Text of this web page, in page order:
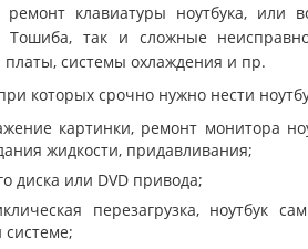
клавиатуры ноутбука, или
Тошиба, так и сложные
платы, системы охлаждения и пр.
которых срочно нужно нести
картинки, ремонт монитора
жидкости, придавливания;
диска или DVD привода;
перезагрузка, ноутбук